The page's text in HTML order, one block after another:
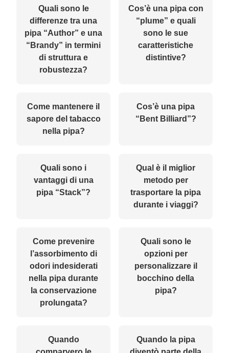
Quali sono le
differenze tra una
pipa “Author” e una
“Brandy” in termini
di struttura e
robustezza?
Cos’è una pipa con
“plume” e quali
sono le sue
caratteristiche
distintive?
Come mantenere il
sapore del tabacco
nella pipa?
Cos’è una pipa
“Bent Billiard”?
Quali sono i
vantaggi di una
pipa “Stack”?
Qual è il miglior
metodo per
trasportare la pipa
durante i viaggi?
Come prevenire
l’assorbimento di
odori indesiderati
nella pipa durante
la conservazione
prolungata?
Quali sono le
opzioni per
personalizzare il
bocchino della
pipa?
Quando
Quando la pipa